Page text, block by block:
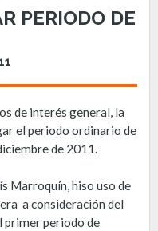
PERIODO DE
de interés general, la
el periodo ordinario de
de 2011.
Marroquín, hiso uso de
a consideración del
primer periodo de